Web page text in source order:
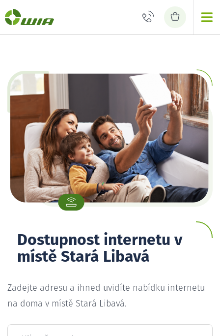
Dostupnost internetu v
místě Stará Libavá
Zadejte adresu a ihned uvidíte nabídku internetu
na doma v místě Stará Libavá.